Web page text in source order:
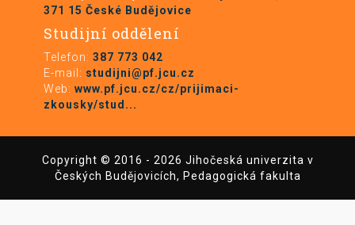
371 15 České Budějovice
Studijní oddělení
Telefon: 387 773 042
E-mail: studijni@pf.jcu.cz
Web: www.pf.jcu.cz/cz/prijimaci-
zkousky/stud...
Copyright © 2016 - 2026 Jihočeská univerzita v
Českých Budějovicích, Pedagogická fakulta